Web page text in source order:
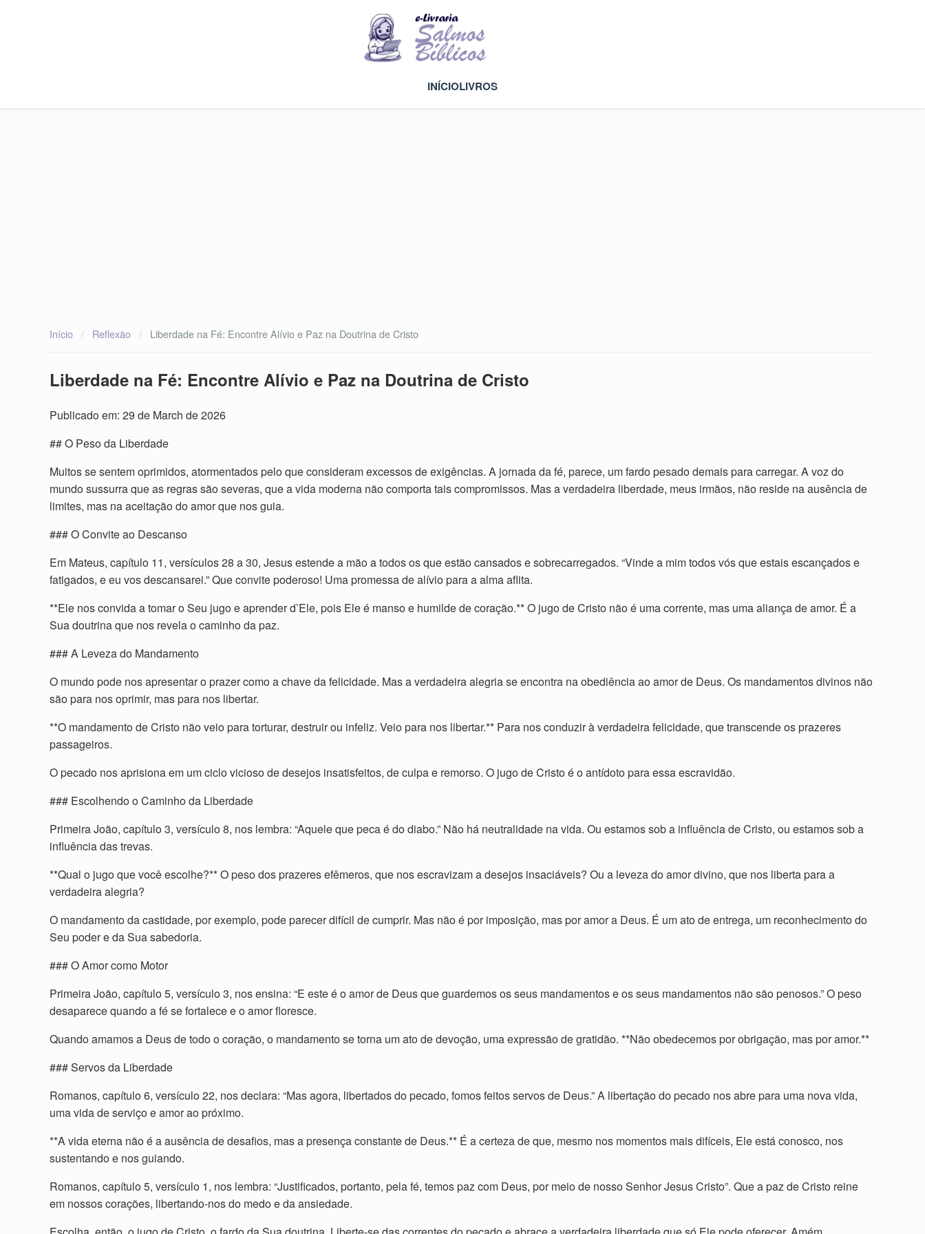
INÍCIOLIVROS
Início / Reflexão / Liberdade na Fé: Encontre Alívio e Paz na Doutrina de Cristo
Liberdade na Fé: Encontre Alívio e Paz na Doutrina de Cristo
Publicado em: 29 de March de 2026
## O Peso da Liberdade
Muitos se sentem oprimidos, atormentados pelo que consideram excessos de exigências. A jornada da fé, parece, um fardo pesado demais para carregar. A voz do
mundo sussurra que as regras são severas, que a vida moderna não comporta tais compromissos. Mas a verdadeira liberdade, meus irmãos, não reside na ausência de
limites, mas na aceitação do amor que nos guia.
### O Convite ao Descanso
Em Mateus, capítulo 11, versículos 28 a 30, Jesus estende a mão a todos os que estão cansados e sobrecarregados. “Vinde a mim todos vós que estais escançados e
fatigados, e eu vos descansarei.” Que convite poderoso! Uma promessa de alívio para a alma aflita.
**Ele nos convida a tomar o Seu jugo e aprender d’Ele, pois Ele é manso e humilde de coração.** O jugo de Cristo não é uma corrente, mas uma aliança de amor. É a
Sua doutrina que nos revela o caminho da paz.
### A Leveza do Mandamento
O mundo pode nos apresentar o prazer como a chave da felicidade. Mas a verdadeira alegria se encontra na obediência ao amor de Deus. Os mandamentos divinos não
são para nos oprimir, mas para nos libertar.
**O mandamento de Cristo não veio para torturar, destruir ou infeliz. Veio para nos libertar.** Para nos conduzir à verdadeira felicidade, que transcende os prazeres
passageiros.
O pecado nos aprisiona em um ciclo vicioso de desejos insatisfeitos, de culpa e remorso. O jugo de Cristo é o antídoto para essa escravidão.
### Escolhendo o Caminho da Liberdade
Primeira João, capítulo 3, versículo 8, nos lembra: “Aquele que peca é do diabo.” Não há neutralidade na vida. Ou estamos sob a influência de Cristo, ou estamos sob a
influência das trevas.
**Qual o jugo que você escolhe?** O peso dos prazeres efêmeros, que nos escravizam a desejos insaciáveis? Ou a leveza do amor divino, que nos liberta para a
verdadeira alegria?
O mandamento da castidade, por exemplo, pode parecer difícil de cumprir. Mas não é por imposição, mas por amor a Deus. É um ato de entrega, um reconhecimento do
Seu poder e da Sua sabedoria.
### O Amor como Motor
Primeira João, capítulo 5, versículo 3, nos ensina: “E este é o amor de Deus que guardemos os seus mandamentos e os seus mandamentos não são penosos.” O peso
desaparece quando a fé se fortalece e o amor floresce.
Quando amamos a Deus de todo o coração, o mandamento se torna um ato de devoção, uma expressão de gratidão. **Não obedecemos por obrigação, mas por amor.**
### Servos da Liberdade
Romanos, capítulo 6, versículo 22, nos declara: “Mas agora, libertados do pecado, fomos feitos servos de Deus.” A libertação do pecado nos abre para uma nova vida,
uma vida de serviço e amor ao próximo.
**A vida eterna não é a ausência de desafios, mas a presença constante de Deus.** É a certeza de que, mesmo nos momentos mais difíceis, Ele está conosco, nos
sustentando e nos guiando.
Romanos, capítulo 5, versículo 1, nos lembra: “Justificados, portanto, pela fé, temos paz com Deus, por meio de nosso Senhor Jesus Cristo”. Que a paz de Cristo reine
em nossos corações, libertando-nos do medo e da ansiedade.